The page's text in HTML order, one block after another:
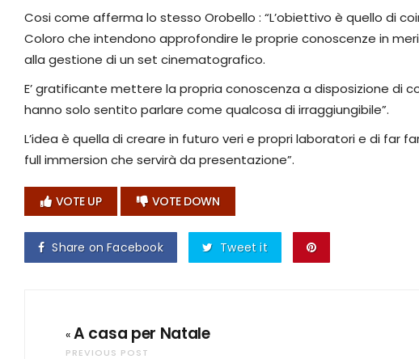
Cosi come afferma lo stesso Orobello : “L’obiettivo è quello di
Coloro che intendono approfondire le proprie conoscenze in
alla gestione di un set cinematografico.
E’ gratificante mettere la propria conoscenza a disposizione di
hanno solo sentito parlare come qualcosa di irraggiungibile”.
L’idea è quella di creare in futuro veri e propri laboratori e di
full immersion che servirà da presentazione”.
VOTE UP VOTE DOWN
Share on Facebook Tweet it
« A casa per Natale
PREVIOUS POST